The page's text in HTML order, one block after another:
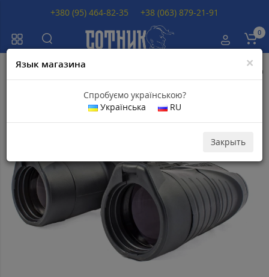
0
Бинокль YUKON Pro 16x50
×
Язык магазина
Спробуємо українською?
Українська
RU
Закрыть
+380 (95) 464-82-35 +38 (063) 879-21-91